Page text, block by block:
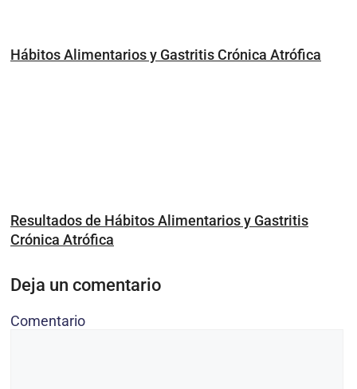
Hábitos Alimentarios y Gastritis Crónica Atrófica
Resultados de Hábitos Alimentarios y Gastritis
Crónica Atrófica
Deja un comentario
Comentario